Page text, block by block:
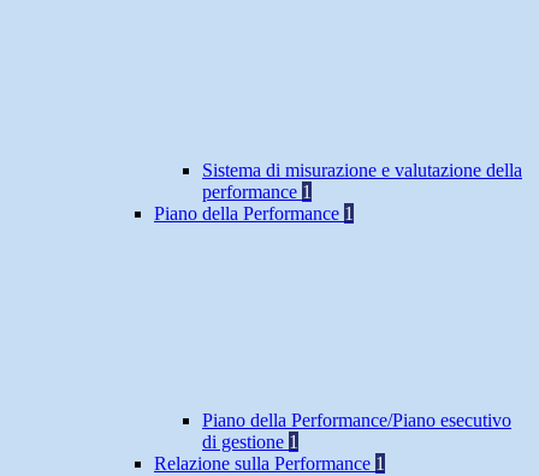
Sistema di misurazione e valutazione della
performance 1
Piano della Performance 1
Piano della Performance/Piano esecutivo
di gestione 1
Relazione sulla Performance 1